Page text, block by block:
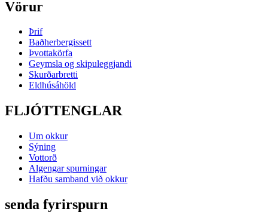
Vörur
Þrif
Baðherbergissett
Þvottakörfa
Geymsla og skipuleggjandi
Skurðarbretti
Eldhúsáhöld
FLJÓTTENGLAR
Um okkur
Sýning
Vottorð
Algengar spurningar
Hafðu samband við okkur
senda fyrirspurn